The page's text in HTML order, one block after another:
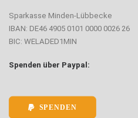
Sparkasse Minden-Lübbecke
IBAN: DE46 4905 0101 0000 0026 26
BIC: WELADED1MIN
Spenden über Paypal:
SPENDEN